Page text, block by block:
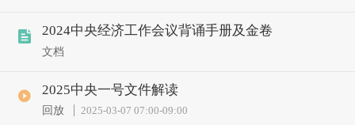
2024中央经济工作会议背诵手册及金卷
文档
2025中央一号文件解读
回放 2025-03-07 07:00-09:00